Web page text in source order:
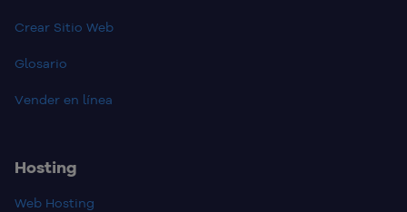
Crear Sitio Web
Glosario
Vender en línea
Hosting
Web Hosting